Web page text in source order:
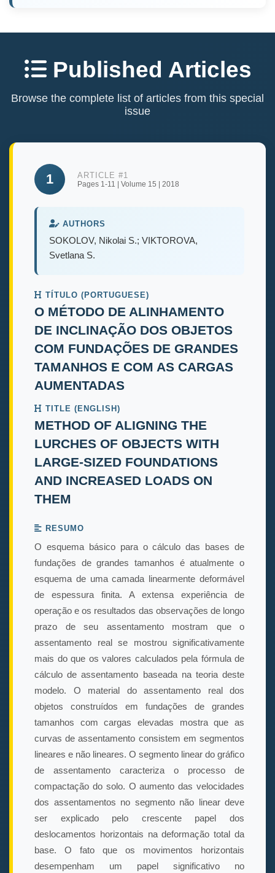
Published Articles
Browse the complete list of articles from this special
issue
1 ARTICLE #1
Pages 1-11 | Volume 15 | 2018
AUTHORS
SOKOLOV, Nikolai S.; VIKTOROVA,
Svetlana S.
TÍTULO (PORTUGUESE)
O MÉTODO DE ALINHAMENTO
DE INCLINAÇÃO DOS OBJETOS
COM FUNDAÇÕES DE GRANDES
TAMANHOS E COM AS CARGAS
AUMENTADAS
TITLE (ENGLISH)
METHOD OF ALIGNING THE
LURCHES OF OBJECTS WITH
LARGE-SIZED FOUNDATIONS
AND INCREASED LOADS ON
THEM
RESUMO
O esquema básico para o cálculo das bases de
fundações de grandes tamanhos é atualmente o
esquema de uma camada linearmente deformável
de espessura finita. A extensa experiência de
operação e os resultados das observações de longo
prazo de seu assentamento mostram que o
assentamento real se mostrou significativamente
mais do que os valores calculados pela fórmula de
cálculo de assentamento baseada na teoria deste
modelo. O material do assentamento real dos
objetos construídos em fundações de grandes
tamanhos com cargas elevadas mostra que as
curvas de assentamento consistem em segmentos
lineares e não lineares. O segmento linear do gráfico
de assentamento caracteriza o processo de
compactação do solo. O aumento das velocidades
dos assentamentos no segmento não linear deve
ser explicado pelo crescente papel dos
deslocamentos horizontais na deformação total da
base. O fato que os movimentos horizontais
desempenham um papel significativo no